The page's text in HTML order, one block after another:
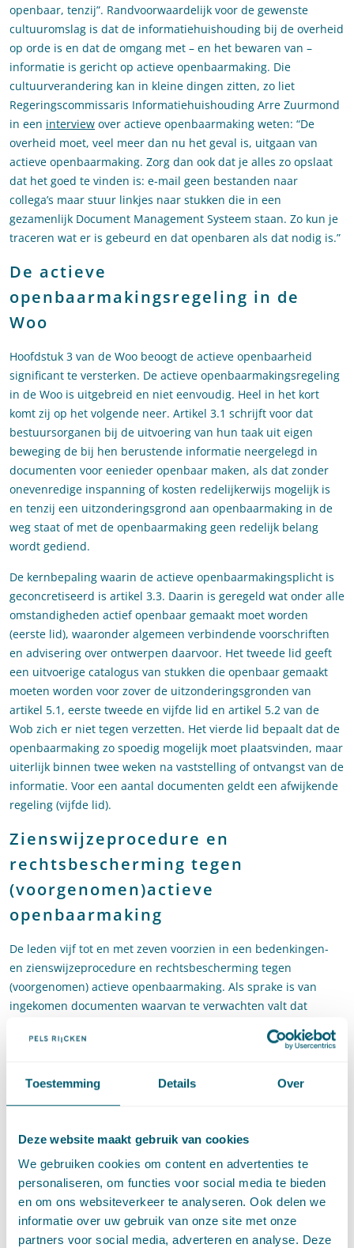
Toestemming Details Over
Deze website maakt gebruik van cookies
We gebruiken cookies om content en advertenties te
personaliseren, om functies voor social media te bieden
en om ons websiteverkeer te analyseren. Ook delen we
informatie over uw gebruik van onze site met onze
partners voor social media, adverteren en analyse. Deze
openbaar, tenzij”. Randvoorwaardelijk voor de gewenste
cultuuromslag is dat de informatiehuishouding bij de overheid
op orde is en dat de omgang met – en het bewaren van –
informatie is gericht op actieve openbaarmaking. Die
cultuurverandering kan in kleine dingen zitten, zo liet
Regeringscommissaris Informatiehuishouding Arre Zuurmond
in een interview over actieve openbaarmaking weten: “De
overheid moet, veel meer dan nu het geval is, uitgaan van
actieve openbaarmaking. Zorg dan ook dat je alles zo opslaat
dat het goed te vinden is: e-mail geen bestanden naar
collega’s maar stuur linkjes naar stukken die in een
gezamenlijk Document Management Systeem staan. Zo kun je
traceren wat er is gebeurd en dat openbaren als dat nodig is.”
De actieve
openbaarmakingsregeling in de
Woo
Hoofdstuk 3 van de Woo beoogt de actieve openbaarheid
significant te versterken. De actieve openbaarmakingsregeling
in de Woo is uitgebreid en niet eenvoudig. Heel in het kort
komt zij op het volgende neer. Artikel 3.1 schrijft voor dat
bestuursorganen bij de uitvoering van hun taak uit eigen
beweging de bij hen berustende informatie neergelegd in
documenten voor eenieder openbaar maken, als dat zonder
onevenredige inspanning of kosten redelijkerwijs mogelijk is
en tenzij een uitzonderingsgrond aan openbaarmaking in de
weg staat of met de openbaarmaking geen redelijk belang
wordt gediend.
De kernbepaling waarin de actieve openbaarmakingsplicht is
geconcretiseerd is artikel 3.3. Daarin is geregeld wat onder alle
omstandigheden actief openbaar gemaakt moet worden
(eerste lid), waaronder algemeen verbindende voorschriften
en advisering over ontwerpen daarvoor. Het tweede lid geeft
een uitvoerige catalogus van stukken die openbaar gemaakt
moeten worden voor zover de uitzonderingsgronden van
artikel 5.1, eerste tweede en vijfde lid en artikel 5.2 van de
Wob zich er niet tegen verzetten. Het vierde lid bepaalt dat de
openbaarmaking zo spoedig mogelijk moet plaatsvinden, maar
uiterlijk binnen twee weken na vaststelling of ontvangst van de
informatie. Voor een aantal documenten geldt een afwijkende
regeling (vijfde lid).
Zienswijzeprocedure en
rechtsbescherming tegen
(voorgenomen)actieve
openbaarmaking
De leden vijf tot en met zeven voorzien in een bedenkingen-
en zienswijzeprocedure en rechtsbescherming tegen
(voorgenomen) actieve openbaarmaking. Als sprake is van
ingekomen documenten waarvan te verwachten valt dat
openbaarmaking, dan geldt dat de documenten niet openbaar
gelegenheid hebben gekregen om binnen twee weken hun
openbaarmaking wordt overgegaan wordt (in het zevende lid)
met een besluit gelijk gesteld. Dat geeft gelegenheid om
daartegen rechtsbescherming te zoeken en langs de weg van
bezwaar en een verzoek om voorlopige voorziening
openbaarmaking proberen tegen te gaan. Het stelsel van
rechtsbescherming tegen (voorgenomen) actieve